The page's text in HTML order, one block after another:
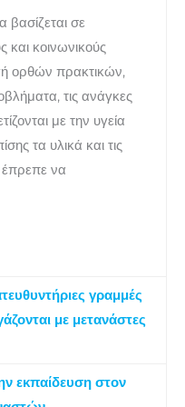
βασίζεται σε
και κοινωνικούς
ορθών πρακτικών,
τις ανάγκες
με την υγεία
τα υλικά και τις
έπρεπε να
γραμμές
με μετανάστες
εκπαίδευση στον